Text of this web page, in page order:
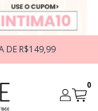
DE R$149,99
0